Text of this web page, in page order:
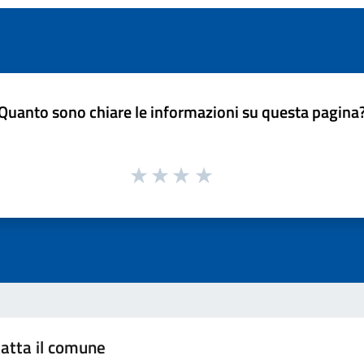
sono chiare le informazioni su questa
il comune